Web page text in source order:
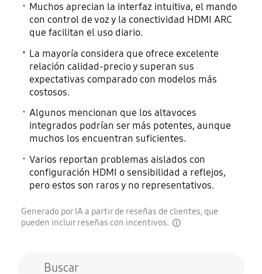
Muchos aprecian la interfaz intuitiva, el mando
con control de voz y la conectividad HDMI ARC
que facilitan el uso diario.
La mayoría considera que ofrece excelente
relación calidad-precio y superan sus
expectativas comparado con modelos más
costosos.
Algunos mencionan que los altavoces
integrados podrían ser más potentes, aunque
muchos los encuentran suficientes.
Varios reportan problemas aislados con
configuración HDMI o sensibilidad a reflejos,
pero estos son raros y no representativos.
Generado por IA a partir de reseñas de clientes, que
pueden incluir reseñas con incentivos.